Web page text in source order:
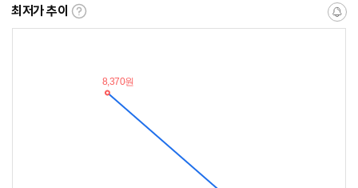
최저가 추이
최
알